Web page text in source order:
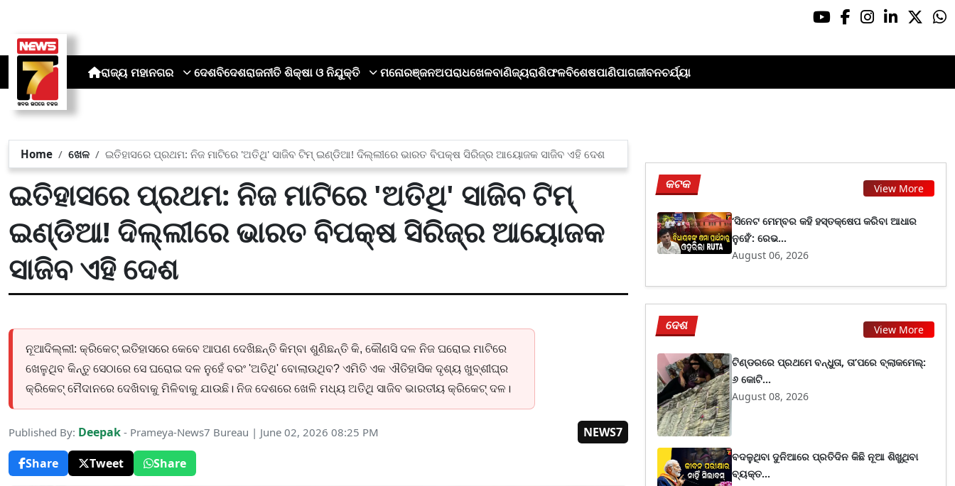
ରାଜ୍ୟ ମହାନଗର ଦେଶବିଦେଶରାଜନୀତି ଶିକ୍ଷା ଓ ନିଯୁକ୍ତି ମନୋରଞ୍ଜନଅପରାଧଖେଳବାଣିଜ୍ୟରାଶିଫଳବିଶେଷପାଣିପାଗଜୀବନଚର୍ଯ୍ୟା
Home ଖେଳ ଇତିହାସରେ ପ୍ରଥମ: ନିଜ ମାଟିରେ 'ଅତିଥି' ସାଜିବ ଟିମ୍ ଇଣ୍ଡିଆ! ଦିଲ୍ଲୀରେ ଭାରତ ବିପକ୍ଷ ସିରିଜ୍‌ର ଆୟୋଜକ ସାଜିବ ଏହି ଦେଶ
ଇତିହାସରେ ପ୍ରଥମ: ନିଜ ମାଟିରେ 'ଅତିଥି' ସାଜିବ ଟିମ୍
ଇଣ୍ଡିଆ! ଦିଲ୍ଲୀରେ ଭାରତ ବିପକ୍ଷ ସିରିଜ୍‌ର ଆୟୋଜକ
ସାଜିବ ଏହି ଦେଶ
ନୂଆଦିଲ୍ଲୀ: କ୍ରିକେଟ୍ ଇତିହାସରେ କେବେ ଆପଣ ଦେଖିଛନ୍ତି କିମ୍ବା ଶୁଣିଛନ୍ତି କି, କୌଣସି ଦଳ ନିଜ ଘରୋଇ ମାଟିରେ
ଖେଳୁଥିବ କିନ୍ତୁ ସେଠାରେ ସେ ଘରୋଇ ଦଳ ନୁହେଁ ବରଂ 'ଅତିଥି' ବୋଲାଉଥିବ? ଏମିତି ଏକ ଐତିହାସିକ ଦୃଶ୍ୟ ଖୁବ୍ଶୀଘ୍ର
କ୍ରିକେଟ୍ ମୈଦାନରେ ଦେଖିବାକୁ ମିଳିବାକୁ ଯାଉଛି। ନିଜ ଦେଶରେ ଖେଳି ମଧ୍ୟ ଅତିଥି ସାଜିବ ଭାରତୀୟ କ୍ରିକେଟ୍ ଦଳ।
Published By: Deepak - Prameya-News7 Bureau | June 02, 2026 08:25 PM
NEWS7
Share
Tweet Share
କଟକ View More
‘ସିନେଟ ମେମ୍ବର କହି ହସ୍ତକ୍ଷେପ କରିବା ଆଧାର
ନୁହେଁ’: ରେଭ...
August 06, 2026
ଦେଶ View More
ଟିଣ୍ଡରରେ ପ୍ରଥମେ ବନ୍ଧୁତା, ତା’ପରେ ବ୍ଲାକମେଲ୍:
୬ କୋଟି...
August 08, 2026
ବଦଳୁଥିବା ଦୁନିଆରେ ପ୍ରତିଦିନ କିଛି ନୂଆ ଶିଖୁଥିବା
ବ୍ୟକ୍ତ...